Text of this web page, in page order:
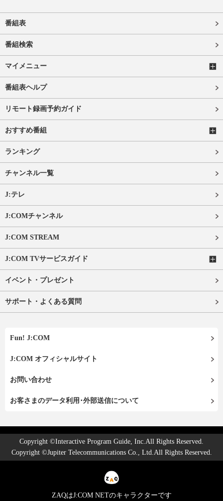
番組表
番組検索
マイメニュー
番組表ヘルプ
リモート録画予約ガイド
おすすめ番組
ランキング
チャンネル一覧
J:テレ
J:COMチャンネル
J:COM STREAM
J:COM TVサービスガイド
イベント・プレゼント
サポート・よくある質問
Fun! J:COM
J:COM オフィシャルサイト
お問い合わせ
お客さまのデータ利用･外部送信について
Copyright ©Interactive Program Guide, Inc.All Rights Reserved.
Copyright ©Jupiter Telecommunications Co., Ltd.All Rights Reserved.
ZAQはJ:COM NETのキャラクターです